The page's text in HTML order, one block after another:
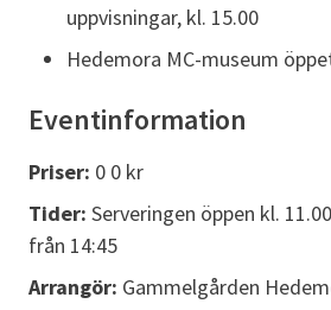
uppvisningar, kl. 15.00
Hedemora MC-museum
Eventinformation
Priser: 0 0 kr
Tider: Serveringen öppen kl.
från 14:45
Arrangör: Gammelgården